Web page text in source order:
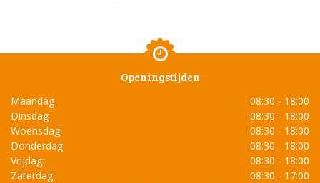
Openingstijden
Maandag
08:30 - 18:00
Dinsdag
08:30 - 18:00
Woensdag
08:30 - 18:00
Donderdag
08:30 - 18:00
Vrijdag
08:30 - 18:00
Zaterdag
08:30 - 17:00